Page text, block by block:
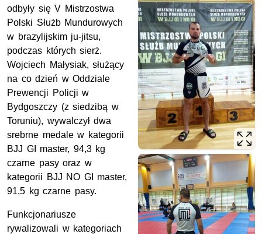
odbyły się V Mistrzostwa
Polski Służb Mundurowych
w brazylijskim ju-jitsu,
podczas których sierż.
Wojciech Małysiak, służący
na co dzień w Oddziale
Prewencji Policji w
Bydgoszczy (z siedzibą w
Toruniu), wywalczył dwa
srebrne medale w kategorii
BJJ GI master, 94,3 kg
czarne pasy oraz w
kategorii BJJ NO GI master,
91,5 kg czarne pasy.
Funkcjonariusze
rywalizowali w kategoriach